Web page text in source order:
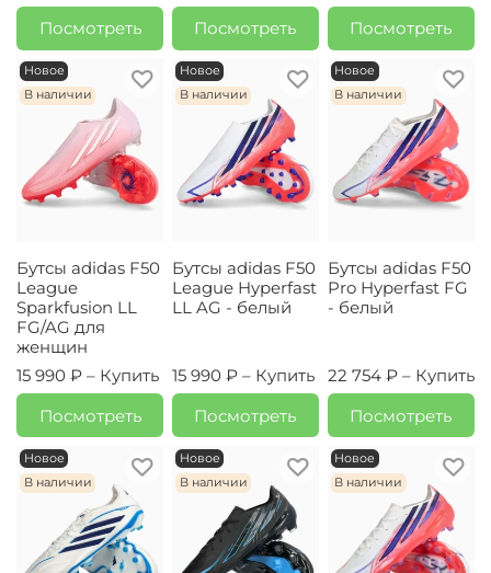
Посмотреть
Посмотреть
Посмотреть
Новое
В наличии
Бутсы adidas F50
League
Sparkfusion LL
FG/AG для
женщин
15 990 ₽ – Купить
Посмотреть
Новое
В наличии
Бутсы adidas F50
League Hyperfast
LL AG - белый
15 990 ₽ – Купить
Посмотреть
Новое
В наличии
Бутсы adidas F50
Pro Hyperfast FG
- белый
22 754 ₽ – Купить
Посмотреть
Новое
В наличии
Новое
В наличии
Новое
В наличии